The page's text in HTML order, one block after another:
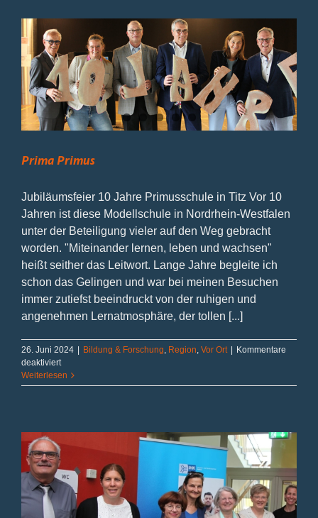
Prima Primus
Jubiläumsfeier 10 Jahre Primusschule in Titz Vor 10
Jahren ist diese Modellschule in Nordrhein-Westfalen
unter der Beteiligung vieler auf den Weg gebracht
worden. "Miteinander lernen, leben und wachsen"
heißt seither das Leitwort. Lange Jahre begleite ich
schon das Gelingen und war bei meinen Besuchen
immer zutiefst beeindruckt von der ruhigen und
angenehmen Lernatmosphäre, der tollen [...]
26. Juni 2024 | Bildung & Forschung Region Vor Ort | Kommentare
deaktiviertfür
Prima
Primus
Weiterlesen